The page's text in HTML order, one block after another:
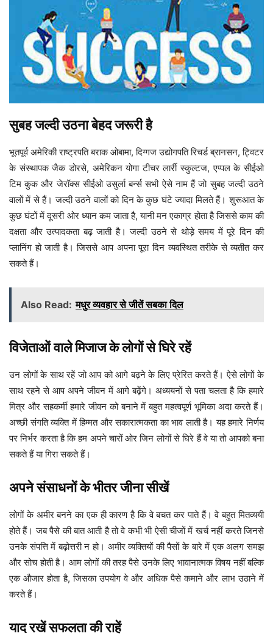
सुबह जल्दी उठना बेहद जरूरी है
भूतपूर्व अमेरिकी राष्ट्रपति बराक ओबामा, दिग्गज उद्योगपति रिचर्ड ब्रानसन, ट्विटर
के संस्थापक जैक डोरसे, अमेरिकन योगा टीचर लार्री स्कुल्टज, एप्पल के सीईओ
टिम कुक और जेरॉक्स सीईओ उसुर्ला बर्न्स सभी ऐसे नाम हैं जो सुबह जल्दी उठने
वालों में से हैं। जल्दी उठने वालों को दिन के कुछ घंटे ज्यादा मिलते हैं। शुरूआत के
कुछ घंटों में दूसरी ओर ध्यान कम जाता है, यानी मन एकाग्र होता है जिससे काम की
दक्षता और उत्पादकता बढ़ जाती है। जल्दी उठने से थोड़े समय में पूरे दिन की
प्लानिंग हो जाती है। जिससे आप अपना पूरा दिन व्यवस्थित तरीके से व्यतीत कर
सकते हैं।
Also Read: मधुर व्यवहार से जीतें सबका दिल
विजेताओं वाले मिजाज के लोगों से घिरे रहें
उन लोगों के साथ रहें जो आप को आगे बढ़ने के लिए प्रेरित करते हैं। ऐसे लोगों के
साथ रहने से आप अपने जीवन में आगे बढ़ेंगे। अध्ययनों से पता चलता है कि हमारे
मित्र और सहकर्मी हमारे जीवन को बनाने में बहुत महत्वपूर्ण भूमिका अदा करते हैं।
अच्छी संगति व्यक्ति में हिम्मत और सकारात्मकता का भाव लाती है। यह हमारे निर्णय
पर निर्भर करता है कि हम अपने चारों ओर जिन लोगों से घिरे हैं वे या तो आपको बना
सकते हैं या गिरा सकते हैं।
अपने संसाधनों के भीतर जीना सीखें
लोगों के अमीर बनने का एक ही कारण है कि वे बचत कर पाते हैं। वे बहुत मितव्ययी
होते हैं। जब पैसे की बात आती है तो वे कभी भी ऐसी चीजों में खर्च नहीं करते जिनसे
उनके संपत्ति में बढ़ोत्तरी न हो। अमीर व्यक्तियों की पैसों के बारे में एक अलग समझ
और सोच होती है। आम लोगों की तरह पैसे उनके लिए भावानात्मक विषय नहीं बल्कि
एक औजार होता है, जिसका उपयोग वे और अधिक पैसे कमाने और लाभ उठाने में
करते हैं।
याद रखें सफलता की राहें